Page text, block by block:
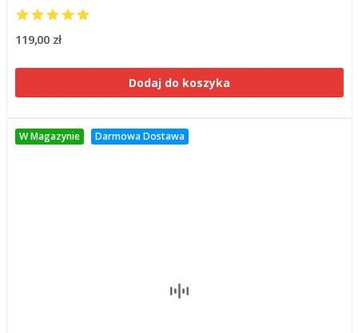
119,00 zł
Dodaj do koszyka
W Magazynie Darmowa Dostawa